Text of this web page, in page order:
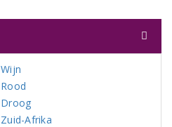
Wijn
Rood
Droog
Zuid-Afrika